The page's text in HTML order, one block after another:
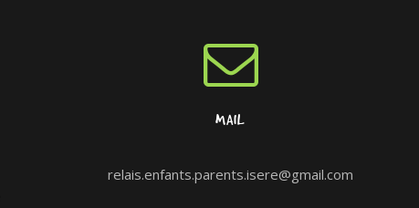
MAIL
relais.enfants.parents.isere@gmail.com